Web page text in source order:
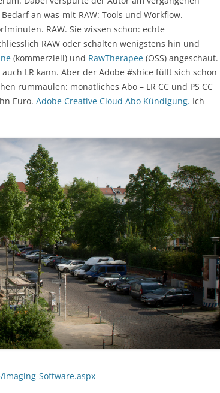
an was-mit-RAW: Tools und Workflow.
RAW. Sie wissen schon: echte
RAW oder schalten wenigstens hin und
(kommerziell) und RawTherapee (OSS) angeschaut.
LR kann. Aber der Adobe #shice füllt sich schon
rummaulen: monatliches Abo – LR CC und PS CC
Euro. Adobe Creative Cloud Abo Kündigung. Ich
Software.aspx